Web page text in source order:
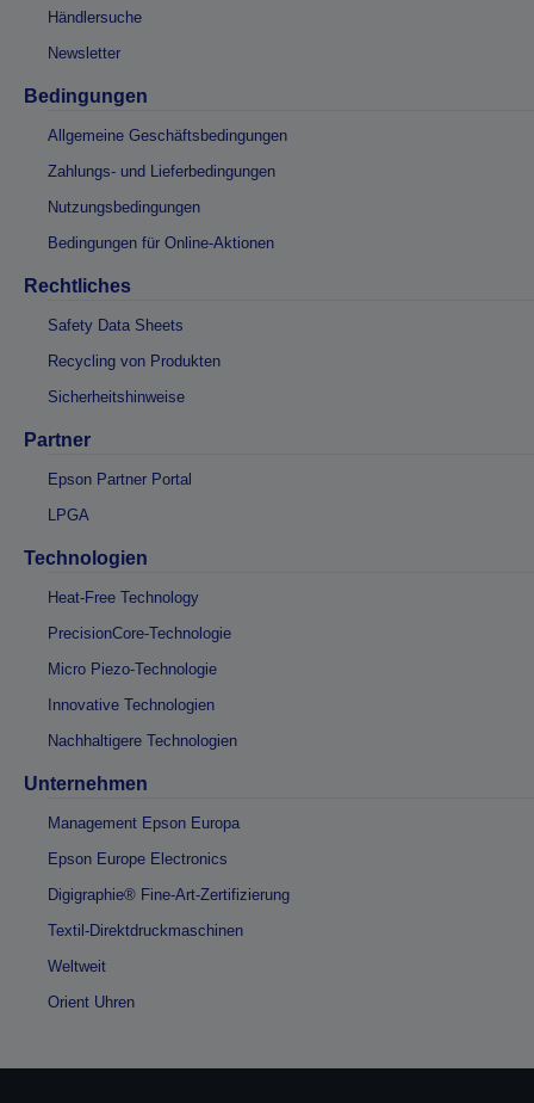
Händlersuche
Newsletter
Bedingungen
Allgemeine Geschäftsbedingungen
Zahlungs- und Lieferbedingungen
Nutzungsbedingungen
Bedingungen für Online-Aktionen
Rechtliches
Safety Data Sheets
Recycling von Produkten
Sicherheitshinweise
Partner
Epson Partner Portal
LPGA
Technologien
Heat-Free Technology
PrecisionCore-Technologie
Micro Piezo-Technologie
Innovative Technologien
Nachhaltigere Technologien
Unternehmen
Management Epson Europa
Epson Europe Electronics
Digigraphie® Fine-Art-Zertifizierung
Textil-Direktdruckmaschinen
Weltweit
Orient Uhren